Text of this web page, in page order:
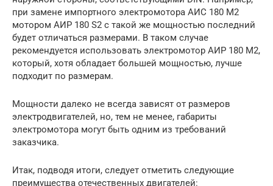
при замене импортного электромотора АИС 180 М2
мотором АИР 180 S2 с такой же мощностью последний
будет отличаться размерами. В таком случае
рекомендуется использовать электромотор АИР 180 М2,
который, хотя обладает большей мощностью, лучше
подходит по размерам.
Мощности далеко не всегда зависят от размеров
электродвигателей, но, тем не менее, габариты
электромотора могут быть одним из требований
заказчика.
Итак, подводя итоги, следует отметить следующие
преимущества отечественных двигателей: